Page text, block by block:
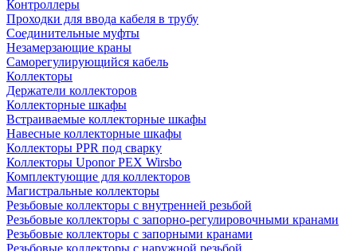
Контроллеры
Проходки для ввода кабеля в трубу
Соединительные муфты
Незамерзающие краны
Саморегулирующийся кабель
Коллекторы
Держатели коллекторов
Коллекторные шкафы
Встраиваемые коллекторные шкафы
Навесные коллекторные шкафы
Коллекторы PPR под сварку
Коллекторы Uponor PEX Wirsbo
Комплектующие для коллекторов
Магистральные коллекторы
Резьбовые коллекторы с внутренней резьбой
Резьбовые коллекторы с запорно-регулировочными кранами
Резьбовые коллекторы с запорными кранами
Резьбовые коллекторы с наружной резьбой